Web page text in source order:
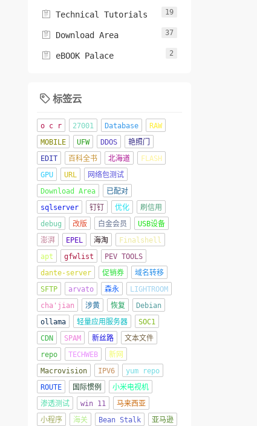
 Technical Tutorials 19
 Download Area 37
 eBOOK Palace 2
 标签云
o c r 27001 Database
RAW
MOBILE
UFW DDOS
艳照门
EDIT
百科全书 北海道
FLASH
GPU
URL
网络包测试
Download Area
已配对
sqlserver
钉钉 优化
刷信用
debug
改版 白金会员
USB设备
澎湃
EPEL 海淘
Finalshell
apt
gfwlist
PEV TOOLS
dante-server
促销券
域名转移
SFTP
arvato 森永
LIGHTROOM
cha'jian
涉黄 恢复
Debian
ollama
轻量应用服务器
SOC1
CDN
SPAM 新丝路
文本文件
repo
TECHWEB
新网
Macrovision
IPV6
yum repo
ROUTE
国际惯例
小米电视机
渗透测试
win 11
马来西亚
小程序
海关 Bean Stalk 亚马逊